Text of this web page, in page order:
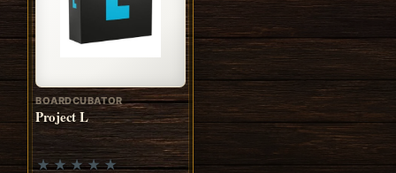
BOARDCUBATOR
Project L